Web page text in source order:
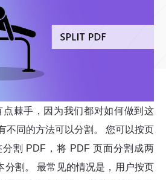
棘手，因为我们都对如何做到这
不同的方法可以分割。 您可以按页
割 PDF，将 PDF 页面分割成两
分割。 最常见的情况是，用户按页